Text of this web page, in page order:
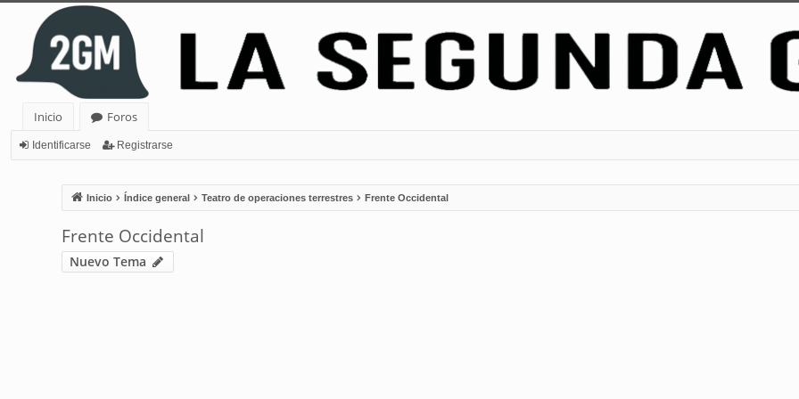
Inicio
Foros
Identificarse Registrarse
Inicio Índice general Teatro de operaciones terrestres Frente Occidental
Frente Occidental
Nuevo Tema